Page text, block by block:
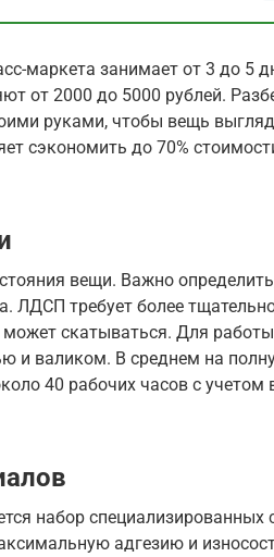
маркета занимает от 3 до 5
от 2000 до 5000 рублей.
руками, чтобы вещь
сэкономить до 70%
вещи. Важно
требует более
может скатываться. Для
и валиком. В среднем на
40 рабочих часов с учетом
набор специализированных
адгезию и